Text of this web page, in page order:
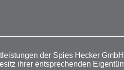
der Spies Hecker
ihrer entsprechenden